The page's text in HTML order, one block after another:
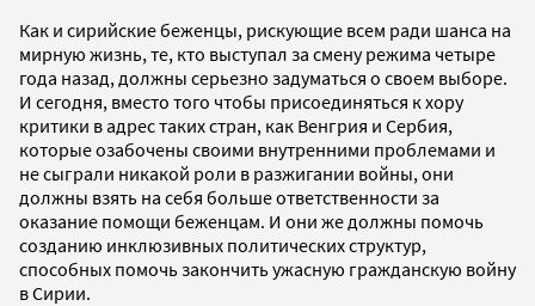
Как и сирийские беженцы, рискующие всем ради шанса на
мирную жизнь, те, кто выступал за смену режима четыре
года назад, должны серьезно задуматься о своем выборе.
И сегодня, вместо того чтобы присоединяться к хору
критики в адрес таких стран, как Венгрия и Сербия,
которые озабочены своими внутренними проблемами и
не сыграли никакой роли в разжигании войны, они
должны взять на себя больше ответственности за
оказание помощи беженцам. И они же должны помочь
созданию инклюзивных политических структур,
способных помочь закончить ужасную гражданскую войну
в Сирии.